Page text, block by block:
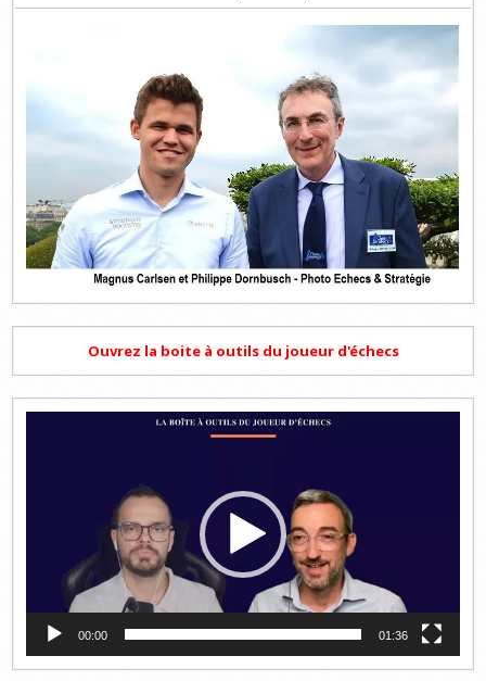
Ouvrez la boite à outils du joueur d'échecs
00:00 01:36